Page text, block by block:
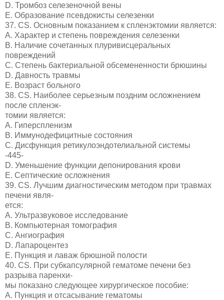
D. Тромбоз селезеночной вены
E. Образование псевдокисты селезенки
37. CS. Основным показанием к спленэктомии является:
A. Характер и степень повреждения селезенки
B. Наличие сочетанных плуривисцеральных
повреждений
C. Степень бактериальной обсемененности брюшины
D. Давность травмы
E. Возраст больного
38. CS. Наиболее серьезным поздним осложнением
после спленэк-
томии является:
A. Гиперспленизм
B. Иммунодефицитные состояния
C. Дисфункция ретикулоэндотелиальной системы
-445-
D. Уменьшение функции депонирования крови
E. Септические осложнения
39. CS. Лучшим диагностическим методом при травмах
печени явля-
ется:
A. Ультразвуковое исследование
B. Компьютерная томография
C. Ангиография
D. Лапароцентез
E. Пункция и лаваж брюшной полости
40. CS. При субкапсулярной гематоме печени без
разрыва паренхи-
мы показано следующее хирургическое пособие:
A. Пункция и отсасывание гематомы